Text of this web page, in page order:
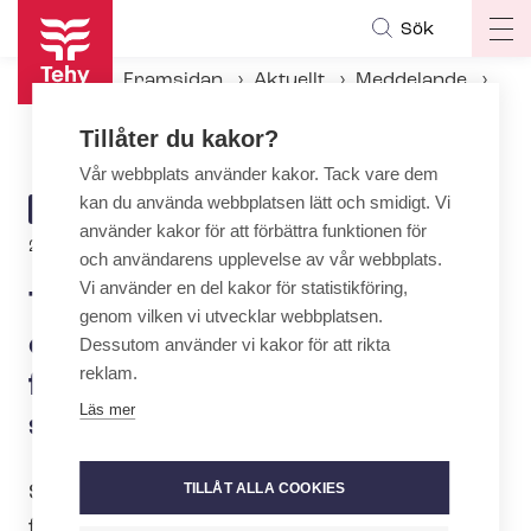
Hoppa
huvudinnehåll
Sök
Framsidan Aktuellt
Meddelande
ARTICLE
CATEGORY
MEDDELANDE
23.3.2022 | 7:22
Tehys fullmäktige gav
omfattande befogenheter att
fatta beslut om
stridsåtgärder
Social- och häl­so­vårds­bran­schens
Tillåter du kakor?
Vår webbplats använder kakor. Tack vare dem
kan du använda webbplatsen lätt och smidigt. Vi
använder kakor för att förbättra funktionen för
och användarens upplevelse av vår webbplats.
Vi använder en del kakor för statistikföring,
genom vilken vi utvecklar webbplatsen.
Dessutom använder vi kakor för att rikta
reklam.
Läs mer
TILLÅT ALLA COOKIES